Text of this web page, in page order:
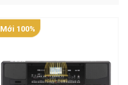
Mới 100%